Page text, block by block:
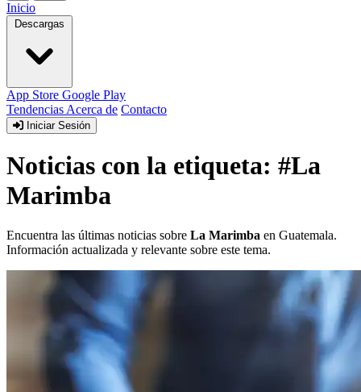
Inicio
Descargas
App Store Google Play
Tendencias Acerca de Contacto
Iniciar Sesión
Noticias con la etiqueta: #La
Marimba
Encuentra las últimas noticias sobre La Marimba en Guatemala.
Información actualizada y relevante sobre este tema.